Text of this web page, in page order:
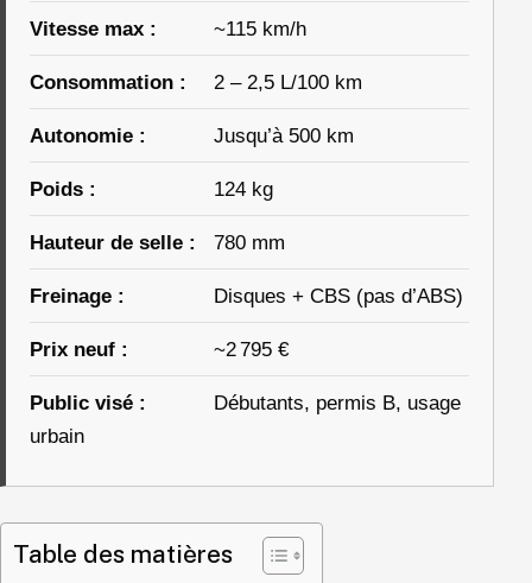
Vitesse max : ~115 km/h
Consommation : 2 – 2,5 L/100 km
Autonomie : Jusqu’à 500 km
Poids : 124 kg
Hauteur de selle : 780 mm
Freinage : Disques + CBS (pas d’ABS)
Prix neuf : ~2 795 €
Public visé :
Débutants, permis B, usage
urbain
Table des matières